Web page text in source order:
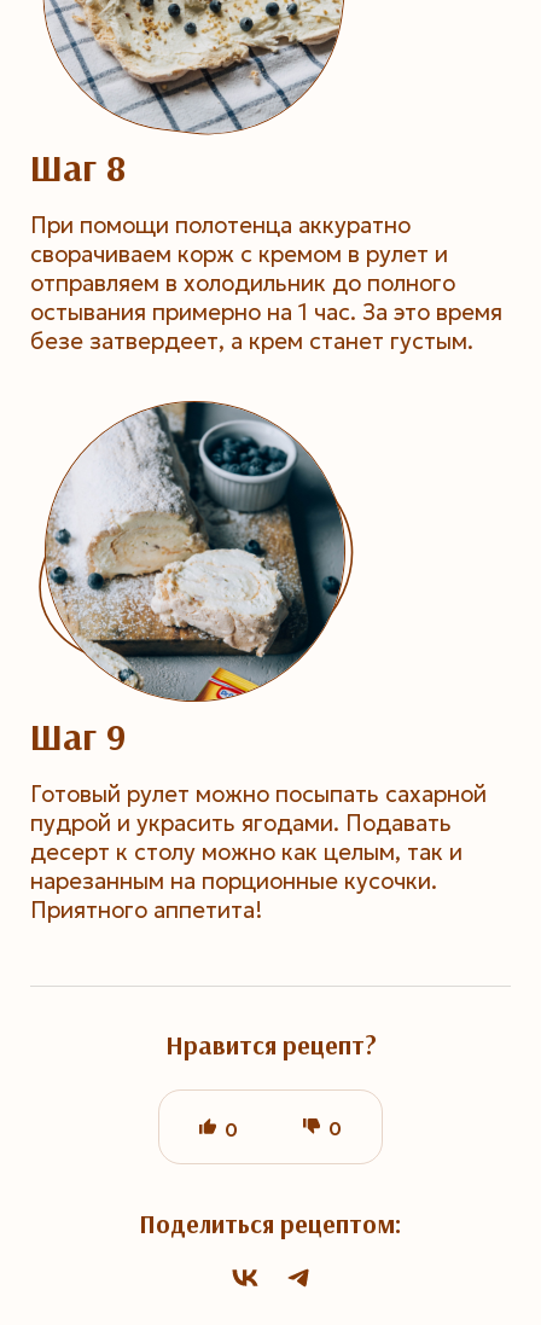
Шаг 8
При помощи полотенца аккуратно
сворачиваем корж с кремом в рулет и
отправляем в холодильник до полного
остывания примерно на 1 час. За это время
безе затвердеет, а крем станет густым.
Шаг 9
Готовый рулет можно посыпать сахарной
пудрой и украсить ягодами. Подавать
десерт к столу можно как целым, так и
нарезанным на порционные кусочки.
Приятного аппетита!
Нравится рецепт?
0 0
Поделиться рецептом: